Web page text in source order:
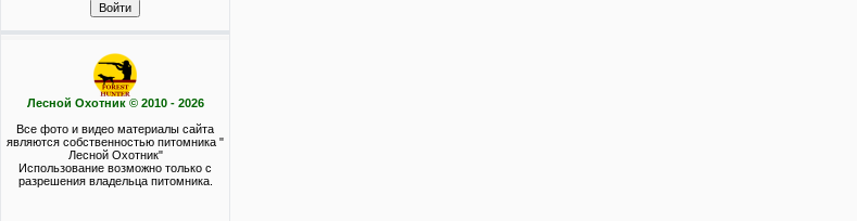
Лесной Охотник © 2010 - 2026
Все фото и видео материалы сайта
являются собственностью питомника "
Лесной Охотник"
Использование возможно только с
разрешения владельца питомника.